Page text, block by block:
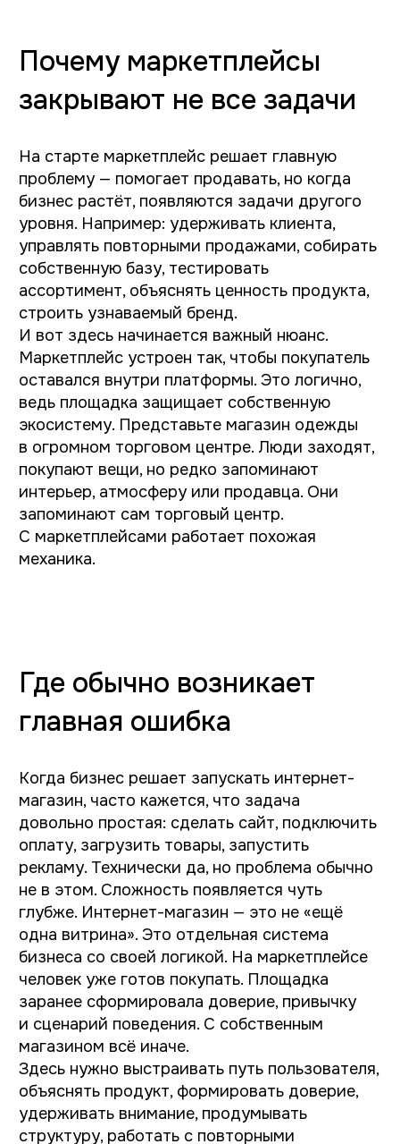
главная ошибка
Когда бизнес решает запускать интернет-
магазин, часто кажется, что задача
довольно простая: сделать сайт, подключить
оплату, загрузить товары, запустить
рекламу. Технически да, но проблема обычно
не в этом. Сложность появляется чуть
глубже. Интернет-магазин — это не «ещё
одна витрина». Это отдельная система
бизнеса со своей логикой. На маркетплейсе
человек уже готов покупать. Площадка
заранее сформировала доверие, привычку
и сценарий поведения. С собственным
магазином всё иначе.
Здесь нужно выстраивать путь пользователя,
объяснять продукт, формировать доверие,
удерживать внимание, продумывать
структуру, работать с повторными
продажами, соединять сайт с CRM, складом,
1С, логистикой и аналитикой. Поэтому
первые версии интернет-магазинов
работают слабо. Они напоминают красивый
шоурум без навигации.
продажи
Есть ощущение, что сайт нужен в основном
для оформления заказов. На практике
начинает говорить своим голосом. Особенно
это заметно в нишах косметики, одежды,
бытовой химии, где решение о покупке часто
связано не только с ценой. Например,
на маркетплейсе шампунь выглядит как
карточка среди сотен похожих. У покупателя
несколько секунд внимания.
В собственном магазине можно иначе
показать продукт: объяснить состав,
показать сценарии пользования, собрать
линейки, рассказать про философию
бренда и это меняет восприятие. Бренд —
система ориентиров, по которым человек
понимает: «это мне подходит».
Что происходит
на практике